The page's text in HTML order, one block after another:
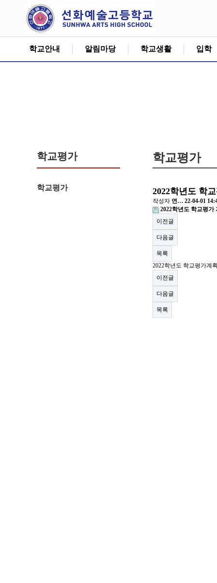
학교안내 알림마당 학교생활 입학
학교평가
학교평가
학교평가
2022학년도 학
작성자 연… 22-04-01
2022학년도 학교평가
이전글
다음글
목록
2022학년도 학교평가계
이전글
다음글
목록